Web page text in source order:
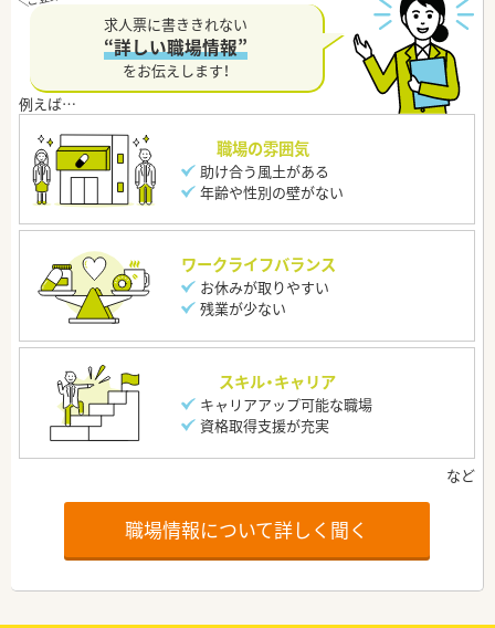
求人票に書ききれない
“詳しい職場情報”
をお伝えします！
職場の雰囲気
助け合う風土がある
年齢や性別の壁がない
ワークライフバランス
お休みが取りやすい
残業が少ない
スキル・キャリア
キャリアアップ可能な職場
資格取得支援が充実
職場情報について詳しく聞く